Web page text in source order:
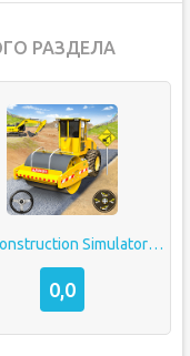
РАЗДЕЛА
City Construction Simulator 3D
0,0